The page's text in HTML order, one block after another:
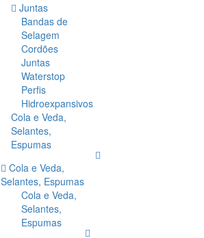
Juntas
Bandas de
Selagem
Cordões
Juntas
Waterstop
Perfis
Hidroexpansivos
Cola e Veda,
Selantes,
Espumas
Cola e Veda,
Selantes, Espumas
Cola e Veda,
Selantes,
Espumas